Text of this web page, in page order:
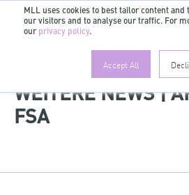
MLL uses cookies to best tailor content and
our visitors and to analyse our traffic. For
our privacy policy.
Accept All
WEITERE NEWS |
FSA